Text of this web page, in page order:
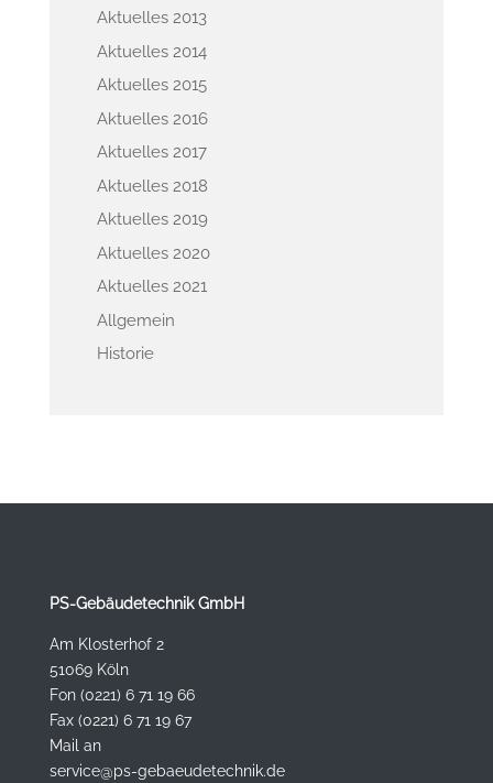
Aktuelles 2013
Aktuelles 2014
Aktuelles 2015
Aktuelles 2016
Aktuelles 2017
Aktuelles 2018
Aktuelles 2019
Aktuelles 2020
Aktuelles 2021
Allgemein
Historie
PS-Gebäudetechnik GmbH
Am Klosterhof 2
51069 Köln
Fon (0221) 6 71 19 66
Fax (0221) 6 71 19 67
Mail an
service@ps-gebaeudetechnik.de